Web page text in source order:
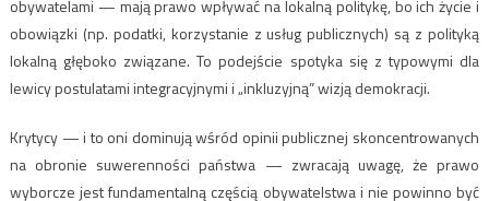
obywatelami — mają prawo wpływać na lokalną politykę, bo ich życie i
obowiązki (np. podatki, korzystanie z usług publicznych) są z polityką
lokalną głęboko związane. To podejście spotyka się z typowymi dla
lewicy postulatami integracyjnymi i „inkluzyjną” wizją demokracji.
Krytycy — i to oni dominują wśród opinii publicznej skoncentrowanych
na obronie suwerenności państwa — zwracają uwagę, że prawo
wyborcze jest fundamentalną częścią obywatelstwa i nie powinno być